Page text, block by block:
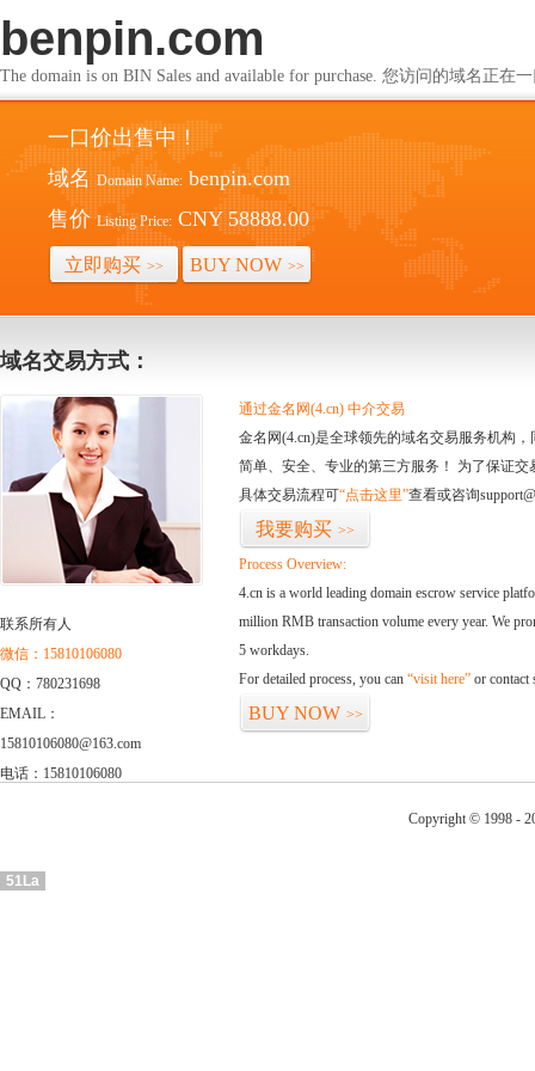
benpin.com
The domain is on BIN Sales and available for purchase. 您访问的域名正在
一口价出售中！
域名 Domain Name: benpin.com
售价 Listing Price: CNY 58888.00
立即购买 >> BUY NOW >>
域名交易方式：
联系所有人
微信：15810106080
QQ：780231698
EMAIL：
15810106080@163.com
电话：15810106080
通过金名网(4.cn) 中介交易
金名网(4.cn)是全球领先的域名交易服务机构
简单、安全、专业的第三方服务！ 为了保证
具体交易流程可“点击这里”查看或咨询
我要购买 >>
Process Overview:
4.cn is a world leading domain escrow service
million RMB transaction volume every year. We
5 workdays.
For detailed process, you can “visit here” or contact
BUY NOW >>
Copyright © 1998 -
51La